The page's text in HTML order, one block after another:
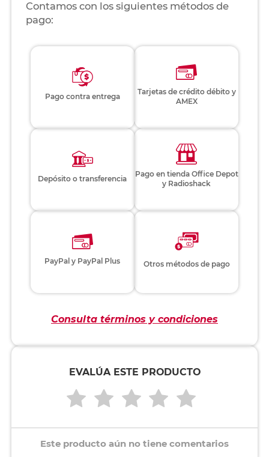
Contamos con los siguientes métodos de
pago:
Pago contra entrega
Tarjetas de crédito débito y
AMEX
Depósito o transferencia
Pago en tienda Office Depot
y Radioshack
PayPal y PayPal Plus Otros métodos de pago
Consulta términos y condiciones
EVALÚA ESTE PRODUCTO
Este producto aún no tiene comentarios